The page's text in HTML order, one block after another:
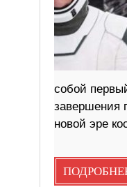
собой
завершения
новой эре